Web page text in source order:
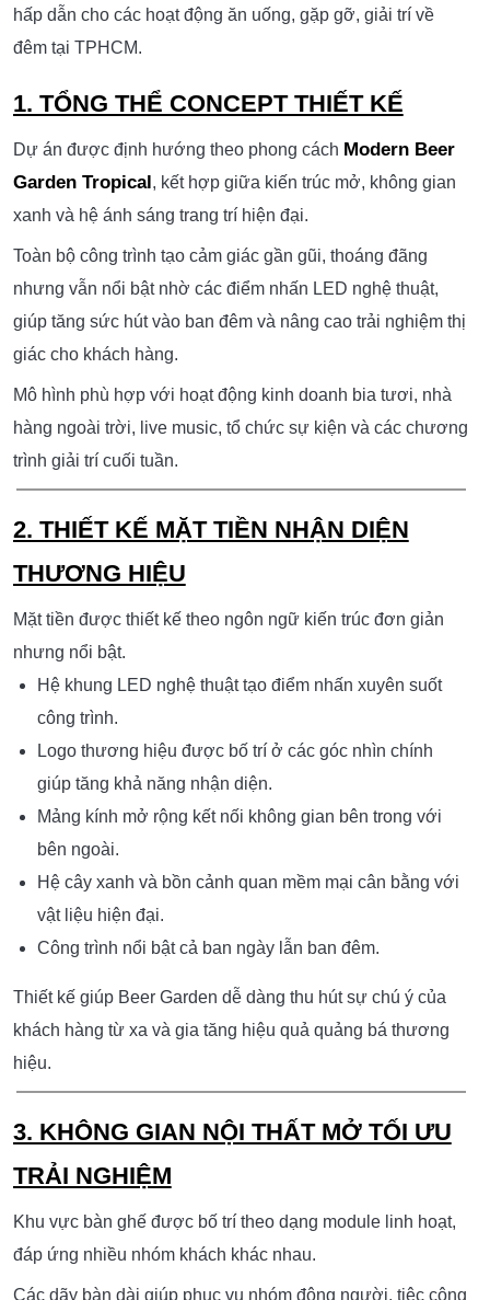
KHÔNG GIAN MỞ HÚT KHÁCH VÀ TỐI
Dự án Beer Garden được phát triển theo mô hình giải trí và
ẩm thực ngoài trời hiện đại, kết hợp kiến trúc mở, cây xanh
nhiệt đới và hệ thống ánh sáng trang trí nổi bật. Thiết kế
tập trung vào trải nghiệm khách hàng, tối ưu sức chứa, gia
tăng khả năng nhận diện thương hiệu và tạo nên điểm đến
hấp dẫn cho các hoạt động ăn uống, gặp gỡ, giải trí về
đêm tại TPHCM.
1. TỔNG THỂ CONCEPT THIẾT KẾ
Dự án được định hướng theo phong cách
Modern Beer
Garden Tropical , kết hợp giữa kiến trúc mở, không gian
Toàn bộ công trình tạo cảm giác gần gũi, thoáng đãng
nhưng vẫn nổi bật nhờ các điểm nhấn LED nghệ thuật,
giúp tăng sức hút vào ban đêm và nâng cao trải nghiệm thị
giác cho khách hàng.
Mô hình phù hợp với hoạt động kinh doanh bia tươi, nhà
hàng ngoài trời, live music, tổ chức sự kiện và các chương
trình giải trí cuối tuần.
2. THIẾT KẾ MẶT TIỀN NHẬN DIỆN
THƯƠNG HIỆU
Mặt tiền được thiết kế theo ngôn ngữ kiến trúc đơn giản
nhưng nổi bật.
Hệ khung LED nghệ thuật tạo điểm nhấn xuyên suốt
công trình.
Logo thương hiệu được bố trí ở các góc nhìn chính
bên ngoài.
Hệ cây xanh và bồn cảnh quan mềm mại cân bằng với
vật liệu hiện đại.
Công trình nổi bật cả ban ngày lẫn ban đêm.
Thiết kế giúp Beer Garden dễ dàng thu hút sự chú ý của